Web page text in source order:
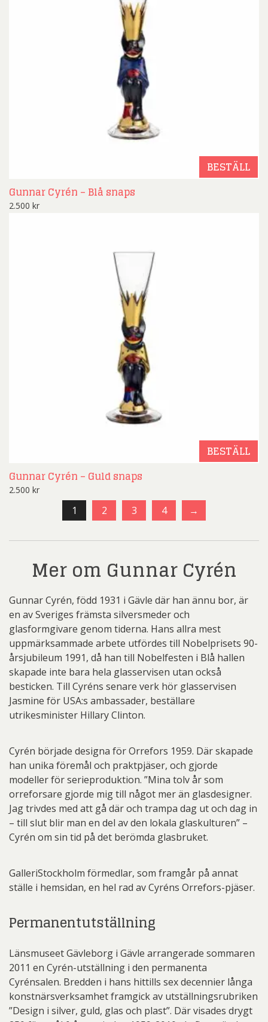
BESTÄLL
Gunnar Cyrén – Blå snaps
2.500 kr
BESTÄLL
Gunnar Cyrén – Guld snaps
2.500 kr
1 2 3 4 →
Mer om Gunnar Cyrén
Gunnar Cyrén, född 1931 i Gävle där han ännu bor, är
en av Sveriges främsta silversmeder och
glasformgivare genom tiderna. Hans allra mest
uppmärksammade arbete utfördes till Nobelprisets 90-
årsjubileum 1991, då han till Nobelfesten i Blå hallen
skapade inte bara hela glasservisen utan också
besticken. Till Cyréns senare verk hör glasservisen
Jasmine för USA:s ambassader, beställare
utrikesminister Hillary Clinton.
Cyrén började designa för Orrefors 1959. Där skapade
han unika föremål och praktpjäser, och gjorde
modeller för serieproduktion. ”Mina tolv år som
orreforsare gjorde mig till något mer än glasdesigner.
Jag trivdes med att gå där och trampa dag ut och dag in
– till slut blir man en del av den lokala glaskulturen” –
Cyrén om sin tid på det berömda glasbruket.
GalleriStockholm förmedlar, som framgår på annat
ställe i hemsidan, en hel rad av Cyréns Orrefors-pjäser.
Permanentutställning
Länsmuseet Gävleborg i Gävle arrangerade sommaren
2011 en Cyrén-utställning i den permanenta
Cyrénsalen. Bredden i hans hittills sex decennier långa
konstnärsverksamhet framgick av utställningsrubriken
”Design i silver, guld, glas och plast”. Där visades drygt